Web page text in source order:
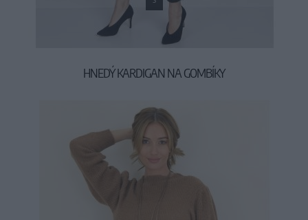
HNEDÝ KARDIGAN NA GOMBÍKY
39,90 €